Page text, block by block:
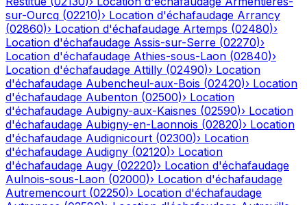
sur-Ourcq (02210)› Location d'échafaudage Arrancy
(02860)› Location d'échafaudage Artemps (02480)›
Location d'échafaudage Assis-sur-Serre (02270)›
Location d'échafaudage Athies-sous-Laon (02840)›
Location d'échafaudage Attilly (02490)› Location
d'échafaudage Aubencheul-aux-Bois (02420)› Location
d'échafaudage Aubenton (02500)› Location
d'échafaudage Aubigny-aux-Kaisnes (02590)› Location
d'échafaudage Aubigny-en-Laonnois (02820)› Location
d'échafaudage Audignicourt (02300)› Location
d'échafaudage Audigny (02120)› Location
d'échafaudage Augy (02220)› Location d'échafaudage
Aulnois-sous-Laon (02000)› Location d'échafaudage
Autremencourt (02250)› Location d'échafaudage